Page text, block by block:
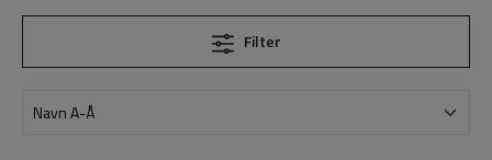
mere – en smart løsning, der hjælper med at reducere
spild og skabe orden i køleskabet. En smart og
miljøvenlig løsning til opbevaring, der gør hverdagen i
Filter